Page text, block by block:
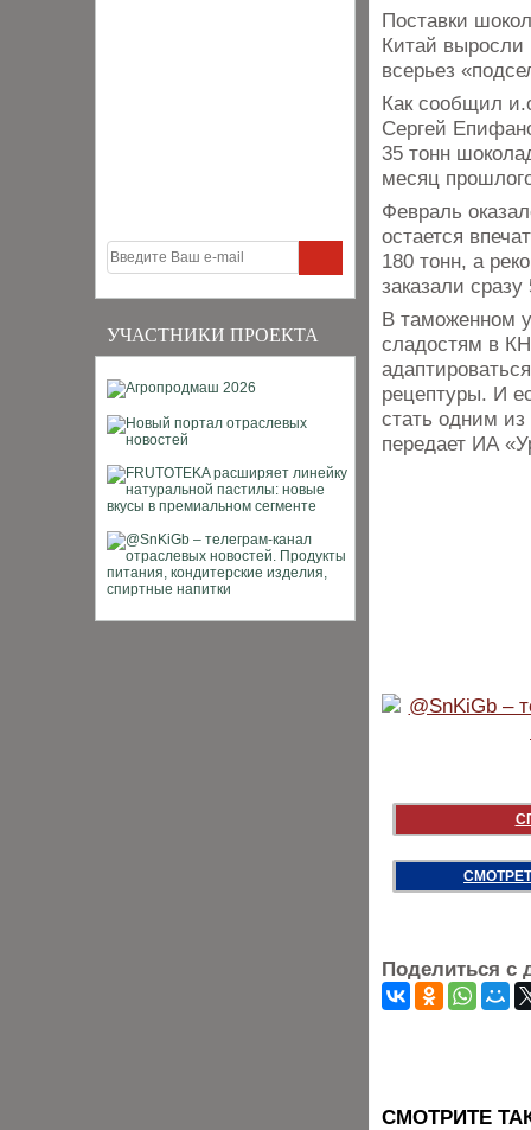
УЧАСТНИКИ ПРОЕКТА
Поставки
Китай выросли
всерьез
Как сообщил
Сергей
35 тонн
месяц
Февраль
остается
180 тонн, а
заказали
В таможенном
сладостям в
рецептуры. И
стать одним из
передает ИА
Поделиться с
CМОТРИТЕ